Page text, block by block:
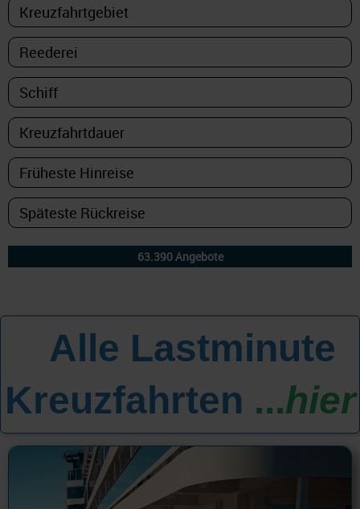
Alle Lastminute
Kreuzfahrten ...hier